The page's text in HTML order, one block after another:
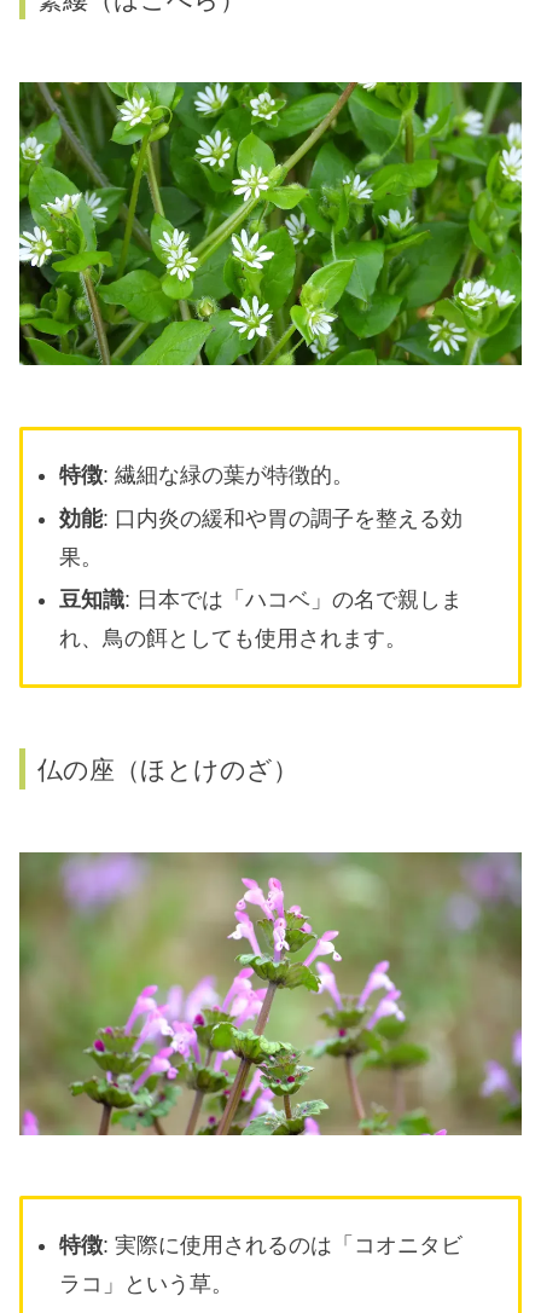
特徴: 繊細な緑の葉が特徴的。
効能: 口内炎の緩和や胃の調子を整える効
果。
豆知識: 日本では「ハコベ」の名で親しま
れ、鳥の餌としても使用されます。
仏の座（ほとけのざ）
特徴: 実際に使用されるのは「コオニタビ
ラコ」という草。